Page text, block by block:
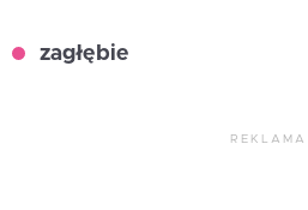
zagłębie
REKLAMA